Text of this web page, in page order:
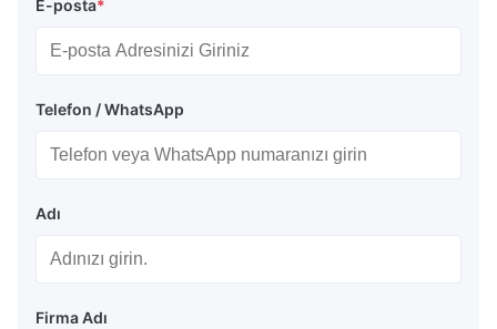
E-posta*
Telefon / WhatsApp
Adı
Firma Adı